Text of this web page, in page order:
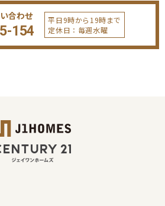
合わせ
154
平日9時から19時まで
定休日：毎週水曜